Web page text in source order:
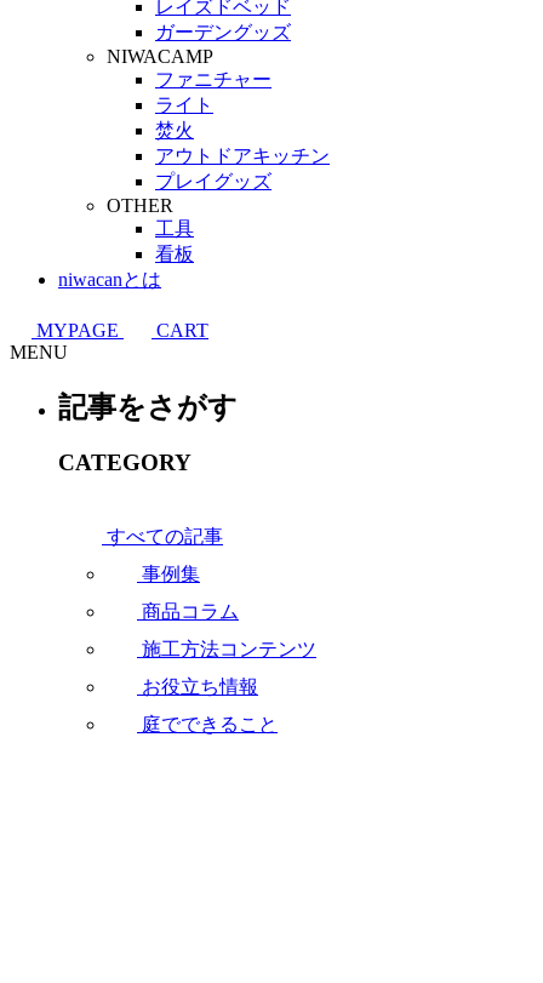
レイズドベッド
ガーデングッズ
NIWACAMP
ファニチャー
ライト
焚火
アウトドアキッチン
プレイグッズ
OTHER
工具
看板
niwacanとは
MYPAGE
CART
MENU
記事をさがす
CATEGORY
すべての記事
事例集
商品コラム
施工方法コンテンツ
お役立ち情報
庭でできること